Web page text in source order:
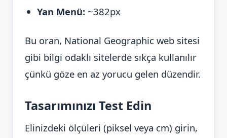
Yan Menü: ~382px
Bu oran, National Geographic web sitesi
gibi bilgi odaklı sitelerde sıkça kullanılır
çünkü göze en az yorucu gelen düzendir.
Tasarımınızı Test Edin
Elinizdeki ölçüleri (piksel veya cm) girin,